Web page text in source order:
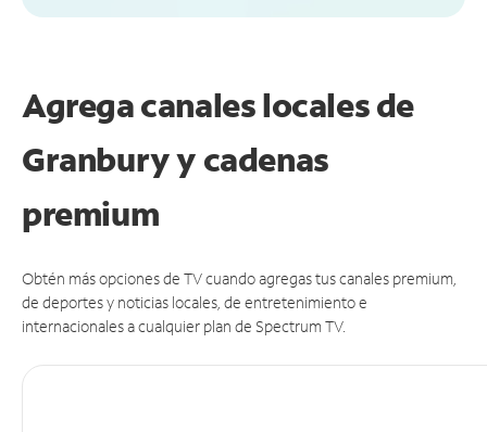
Agrega canales locales de
Granbury y cadenas
premium
Obtén más opciones de TV cuando agregas tus canales premium,
de deportes y noticias locales, de entretenimiento e
internacionales a cualquier plan de Spectrum TV.